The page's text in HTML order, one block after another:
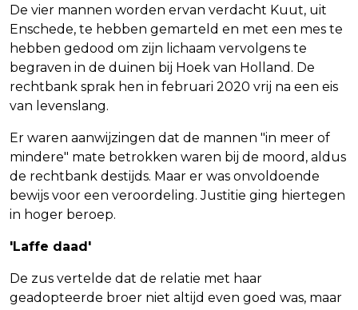
De vier mannen worden ervan verdacht Kuut, uit
Enschede, te hebben gemarteld en met een mes te
hebben gedood om zijn lichaam vervolgens te
begraven in de duinen bij Hoek van Holland. De
rechtbank sprak hen in februari 2020 vrij na een eis
van levenslang.
Er waren aanwijzingen dat de mannen "in meer of
mindere" mate betrokken waren bij de moord, aldus
de rechtbank destijds. Maar er was onvoldoende
bewijs voor een veroordeling. Justitie ging hiertegen
in hoger beroep.
'Laffe daad'
De zus vertelde dat de relatie met haar
geadopteerde broer niet altijd even goed was, maar